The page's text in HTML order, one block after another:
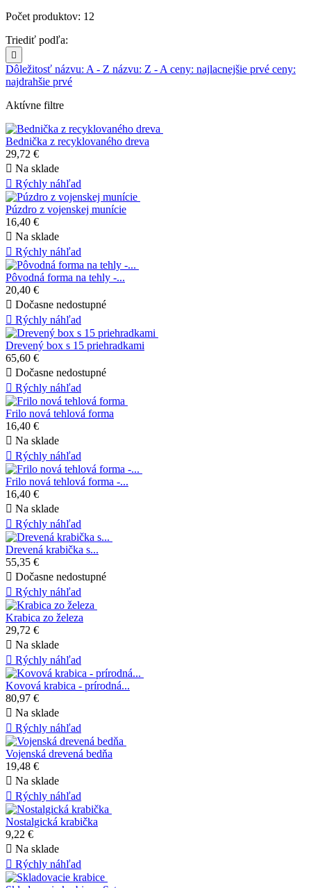
Počet produktov: 12
Triediť podľa:

Dôležitosť názvu: A - Z názvu: Z - Aceny: najlacnejšie prvé ceny:
najdrahšie prvé
Aktívne filtre
Bednička z recyklovaného dreva
29,72 €
 Na sklade
 Rýchly náhľad
Púzdro z vojenskej munície
16,40 €
 Na sklade
 Rýchly náhľad
Pôvodná forma na tehly -...
20,40 €
 Dočasne nedostupné
 Rýchly náhľad
Drevený box s 15 priehradkami
65,60 €
 Dočasne nedostupné
 Rýchly náhľad
Frilo nová tehlová forma
16,40 €
 Na sklade
 Rýchly náhľad
Frilo nová tehlová forma -...
16,40 €
 Na sklade
 Rýchly náhľad
Drevená krabička s...
55,35 €
 Dočasne nedostupné
 Rýchly náhľad
Krabica zo železa
29,72 €
 Na sklade
 Rýchly náhľad
Kovová krabica - prírodná...
80,97 €
 Na sklade
 Rýchly náhľad
Vojenská drevená bedňa
19,48 €
 Na sklade
 Rýchly náhľad
Nostalgická krabička
9,22 €
 Na sklade
 Rýchly náhľad